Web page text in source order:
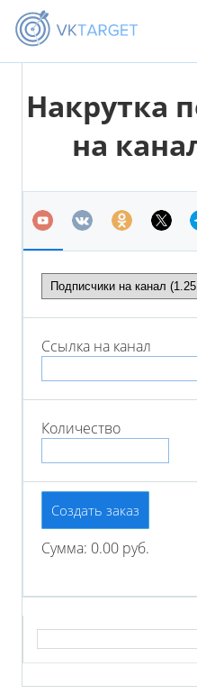
РЕГИСТРАЦИЯ
ВХОД
Накрутка
на
Ссылка на канал
Количество
Создать заказ
Сумма: 0.00 руб.